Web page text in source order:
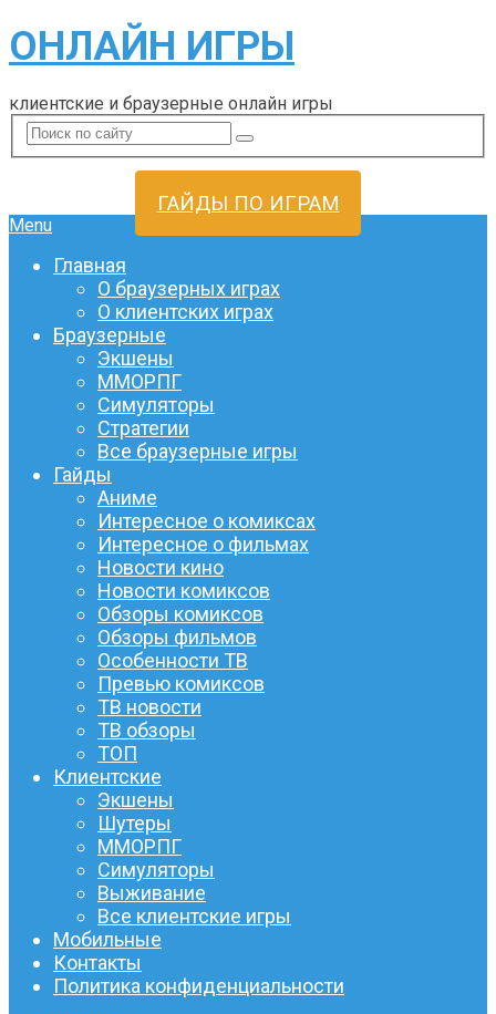
ОНЛАЙН ИГРЫ
клиентские и браузерные онлайн игры
ГАЙДЫ ПО ИГРАМ
Menu
Главная
О браузерных играх
О клиентских играх
Браузерные
Экшены
ММОРПГ
Симуляторы
Стратегии
Все браузерные игры
Гайды
Аниме
Интересное о комиксах
Интересное о фильмах
Новости кино
Новости комиксов
Обзоры комиксов
Обзоры фильмов
Особенности ТВ
Превью комиксов
ТВ новости
ТВ обзоры
ТОП
Клиентские
Экшены
Шутеры
ММОРПГ
Симуляторы
Выживание
Все клиентские игры
Мобильные
Контакты
Политика конфиденциальности